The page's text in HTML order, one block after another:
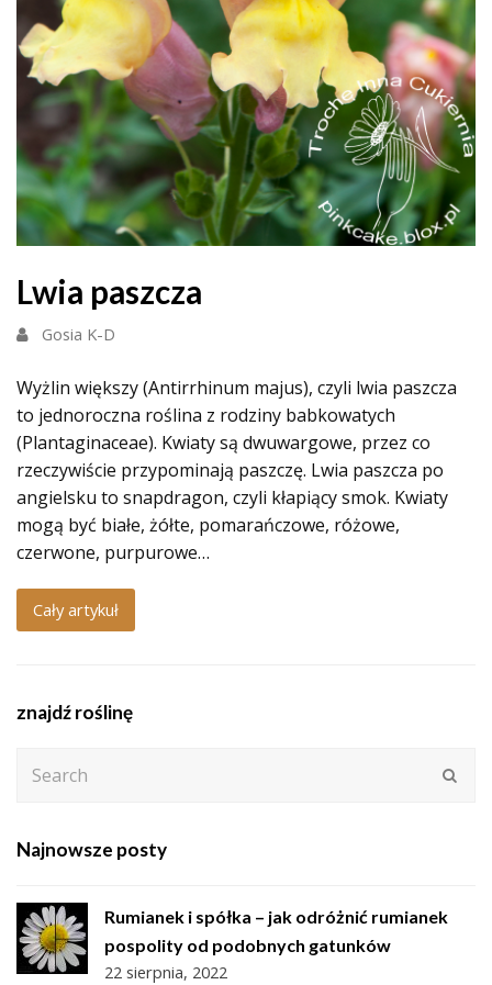
Lwia paszcza
Gosia K-D
Wyżlin większy (Antirrhinum majus), czyli lwia paszcza
to jednoroczna roślina z rodziny babkowatych
(Plantaginaceae). Kwiaty są dwuwargowe, przez co
rzeczywiście przypominają paszczę. Lwia paszcza po
angielsku to snapdragon, czyli kłapiący smok. Kwiaty
mogą być białe, żółte, pomarańczowe, różowe,
czerwone, purpurowe…
Cały artykuł
znajdź roślinę
Najnowsze posty
Rumianek i spółka – jak odróżnić rumianek
pospolity od podobnych gatunków
22 sierpnia, 2022